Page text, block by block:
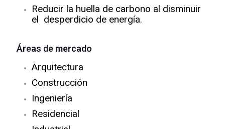
Reducir la huella de carbono al disminuir
el desperdicio de energía.
Áreas de mercado
Arquitectura
Construcción
Ingeniería
Residencial